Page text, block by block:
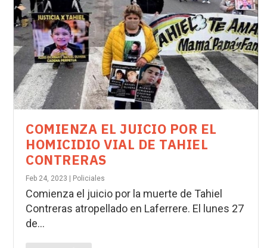
COMIENZA EL JUICIO POR EL
HOMICIDIO VIAL DE TAHIEL
CONTRERAS
Feb 24, 2023 Policiales
Comienza el juicio por la muerte de Tahiel
Contreras atropellado en Laferrere. El lunes 27
de...